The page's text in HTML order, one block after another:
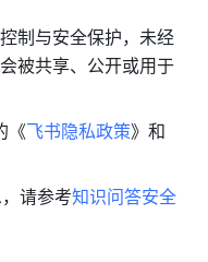
制与安全保护，未经
被共享、公开或用于
《飞书隐私政策》和
请参考知识问答安全